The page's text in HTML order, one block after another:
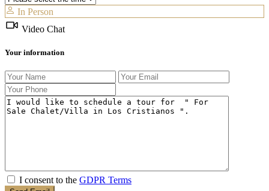
In Person
Video Chat
Your information
I consent to the GDPR Terms